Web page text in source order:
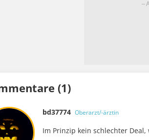
(1)
bd37774 Oberarzt/-ärztin
Im Prinzip kein schlechter